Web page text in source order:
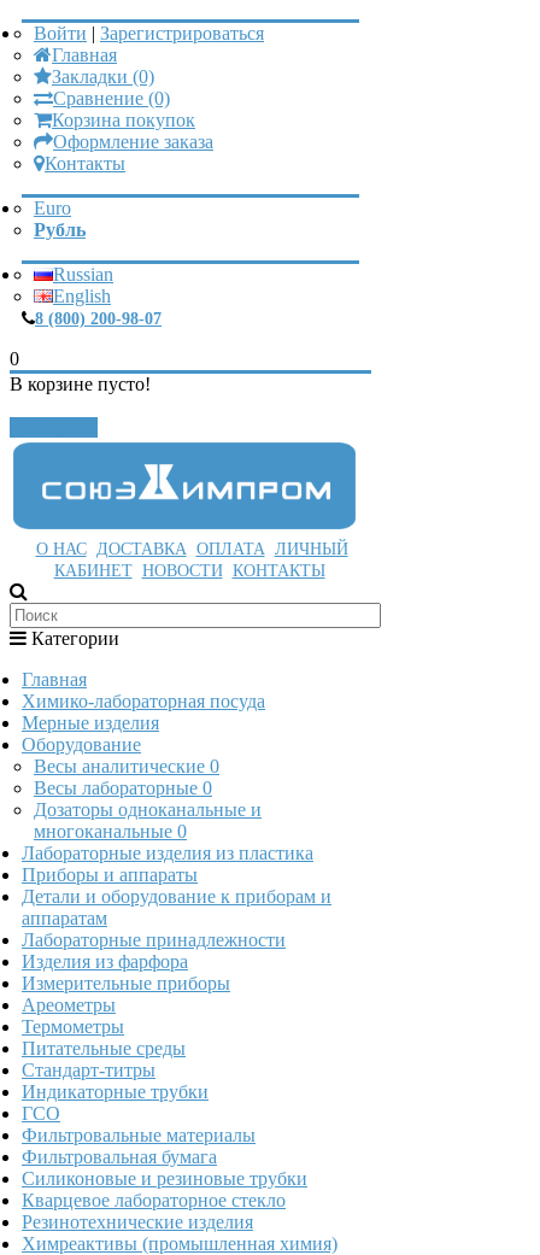
Войти | Зарегистрироваться
Главная
Закладки (0)
Сравнение (0)
Корзина покупок
Оформление заказа
Контакты
Euro
Рубль
Russian
English
8 (800) 200-98-07
0
В корзине пусто!
О НАС ДОСТАВКА ОПЛАТА ЛИЧНЫЙ
КАБИНЕТ НОВОСТИ КОНТАКТЫ
Категории
Главная
Химико-лабораторная посуда
Мерные изделия
Оборудование
Весы аналитические 0
Весы лабораторные 0
Дозаторы одноканальные и
многоканальные 0
Лабораторные изделия из пластика
Приборы и аппараты
Детали и оборудование к приборам и
аппаратам
Лабораторные принадлежности
Изделия из фарфора
Измерительные приборы
Ареометры
Термометры
Питательные среды
Стандарт-титры
Индикаторные трубки
ГСО
Фильтровальные материалы
Фильтровальная бумага
Силиконовые и резиновые трубки
Кварцевое лабораторное стекло
Резинотехнические изделия
Химреактивы (промышленная химия)